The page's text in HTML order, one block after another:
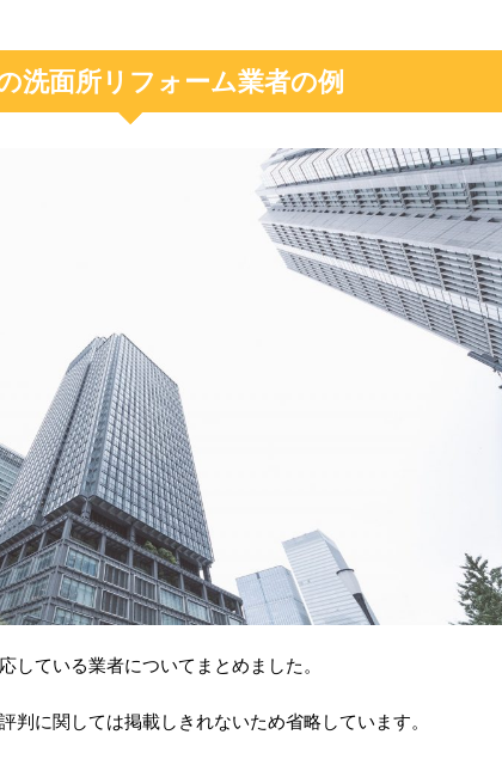
洗面所リフォーム業者の例
している業者についてまとめました。
判に関しては掲載しきれないため省略しています。